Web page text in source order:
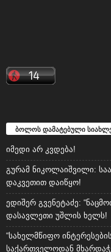
ბოლოს დამატებული
იმედი არ კვდება!
გურამ ნიკოლაიშვილი:
დაკვეთით დაიწყო!
ედიშერ გვენეტაძე:
დასავლეთი უშლის ხელს!
“სახელმწიფო
საქართველოდან